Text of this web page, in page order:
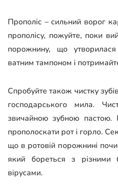
Прополіс – сильний ворог
прополісу, пожуйте, поки
порожнину, що
ватним тампоном і
Спробуйте також чистку
господарського мила.
звичайною зубною пастою.
прополоскати рот і горло.
що в ротовій порожнині
який бореться з різними
вірусами.